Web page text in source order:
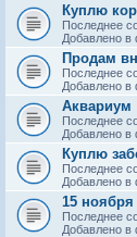
Куплю
Последнее
Добавлено
Продам
Последнее
Добавлено
Аквариум
Последнее
Добавлено
Куплю
Последнее
Добавлено
15 ноября
Последнее
Добавлено